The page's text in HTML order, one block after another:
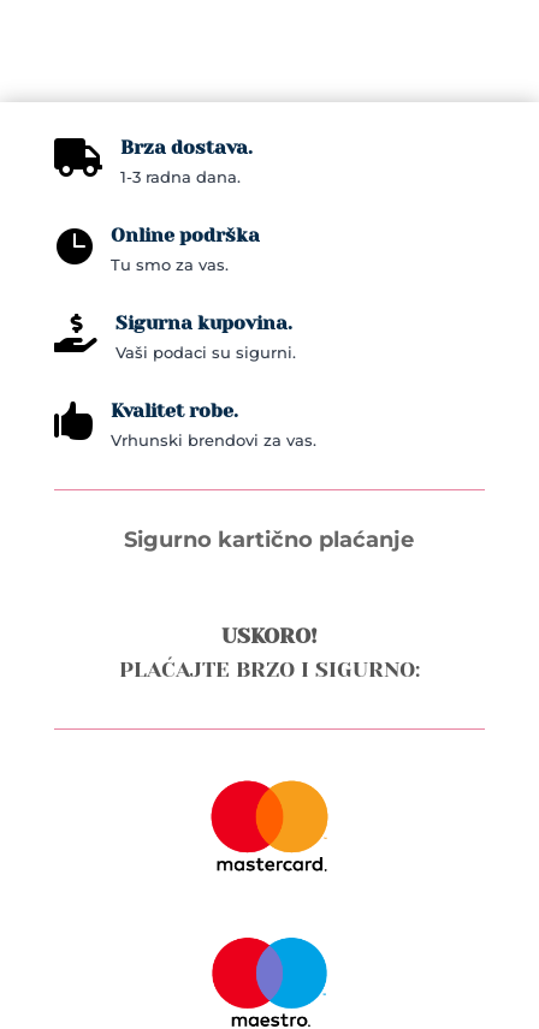
 Brza dostava.
1-3 radna dana.
 Online podrška
Tu smo za vas.
 Sigurna kupovina.
Vaši podaci su sigurni.
 Kvalitet robe.
Vrhunski brendovi za vas.
Sigurno kartično plaćanje
USKORO!
PLAĆAJTE BRZO I SIGURNO: